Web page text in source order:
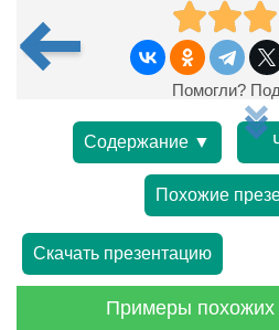
Помогли?
Содержание ▼
Похожие
Скачать презентацию
Примеры похожих